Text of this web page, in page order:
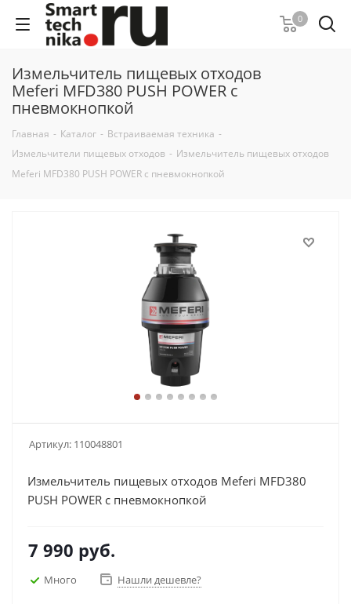
0
Измельчитель пищевых отходов
Meferi MFD380 PUSH POWER с
пневмокнопкой
Главная - Каталог - Встраиваемая техника -
Измельчители пищевых отходов - Измельчитель пищевых отходов
Meferi MFD380 PUSH POWER с пневмокнопкой
Артикул: 110048801
Измельчитель пищевых отходов Meferi MFD380
PUSH POWER с пневмокнопкой
7 990 руб.
Много Нашли дешевле?